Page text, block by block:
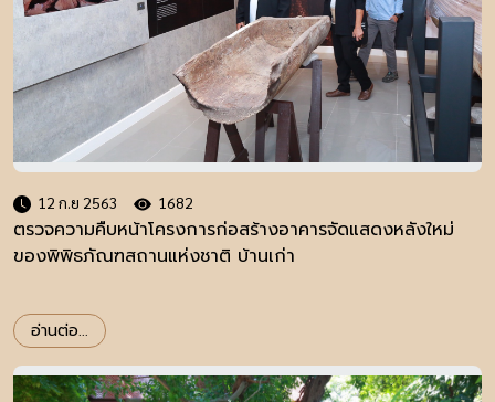
12 ก.ย 2563 1682
ตรวจความคืบหน้าโครงการก่อสร้างอาคารจัดแสดงหลังใหม่
ของพิพิธภัณฑสถานแห่งชาติ บ้านเก่า
อ่านต่อ...